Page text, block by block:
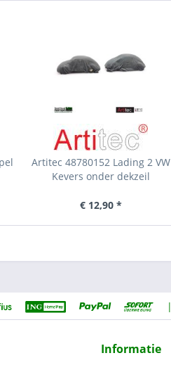
Artitec 48780152 Lading 2 VW
Kevers onder dekzeil
€ 12,90 *
|
Informatie